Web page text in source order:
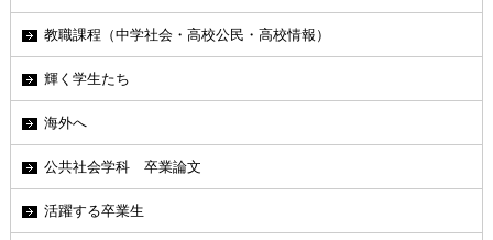
教職課程（中学社会・高校公民・高校情報）
輝く学生たち
海外へ
公共社会学科 卒業論文
活躍する卒業生